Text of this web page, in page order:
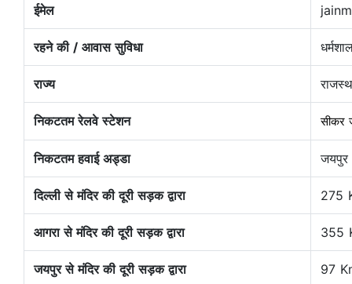
ईमेल
रहने की / आवास सुविधा
राज्य
निकटतम रेलवे स्टेशन सीकर
निकटतम हवाई अड्डा जयपुर
दिल्ली से मंदिर की दूरी सड़क द्वारा 275
आगरा से मंदिर की दूरी सड़क द्वारा 355
जयपुर से मंदिर की दूरी सड़क द्वारा 97